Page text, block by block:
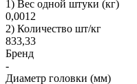
1) Вес одной штуки (кг)
0,0012
2) Количество шт/кг
833,33
Бренд
-
Диаметр головки (мм)